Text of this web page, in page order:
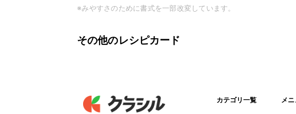
※みやすさのために書式を一部改変しています。
その他のレシピカード
カテゴリ一覧 メ